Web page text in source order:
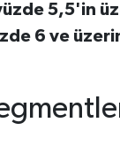
5,5'in
6 ve